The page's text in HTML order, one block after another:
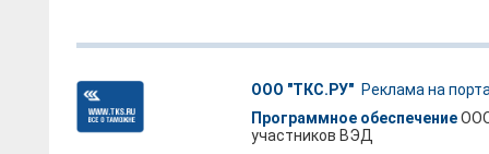
ООО "ТКС.РУ" Реклама на
Программное обеспечениеООО
участников ВЭД